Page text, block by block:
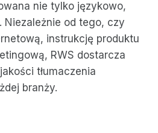
nie tylko językowo,
Niezależnie od tego, czy
instrukcję produktu
RWS dostarcza
tłumaczenia
branży.